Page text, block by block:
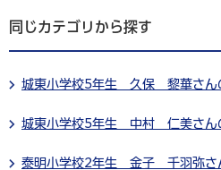
同じカテゴリから探す
城東小学校5年生 久保 黎華さん
城東小学校5年生 中村 仁美さん
泰明小学校2年生 金子 千羽弥さ